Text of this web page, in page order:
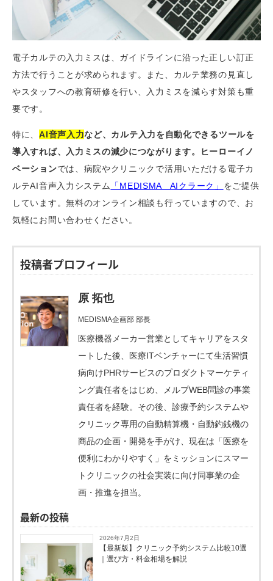
電子カルテの入力ミスは、ガイドラインに沿った正しい訂正
方法で行うことが求められます。また、カルテ業務の見直し
やスタッフへの教育研修を行い、入力ミスを減らす対策も重
要です。
特に、AI音声入力など、カルテ入力を自動化できるツールを
導入すれば、入力ミスの減少につながります。
ヒーローイノ
ベーションでは、病院やクリニックで活用いただける電子カ
ルテAI音声入力システム
「MEDISMA AIクラーク」 をご提供
しています。無料のオンライン相談も行っていますので、お
気軽にお問い合わせください。
投稿者プロフィール
原 拓也
MEDISMA企画部 部長
医療機器メーカー営業としてキャリアをスタ
ートした後、医療ITベンチャーにて生活習慣
病向けPHRサービスのプロダクトマーケティ
ング責任者をはじめ、メルプWEB問診の事業
責任者を経験。その後、診療予約システムや
クリニック専用の自動精算機・自動釣銭機の
商品の企画・開発を手がけ、現在は「医療を
便利にわかりやすく」をミッションにスマー
トクリニックの社会実装に向け同事業の企
画・推進を担当。
最新の投稿
2026年7月2日
【最新版】クリニック予約システム比較10選
｜選び方・料金相場を解説